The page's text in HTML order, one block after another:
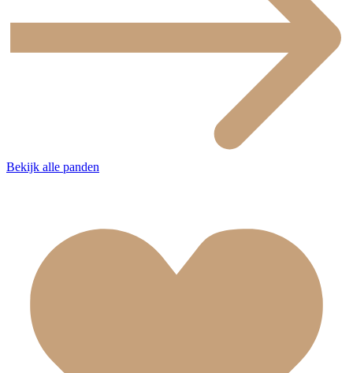
Bekijk alle panden